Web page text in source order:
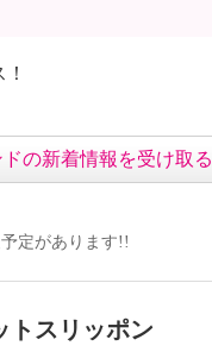
の新着情報を受け取る
定があります!!
トスリッポン